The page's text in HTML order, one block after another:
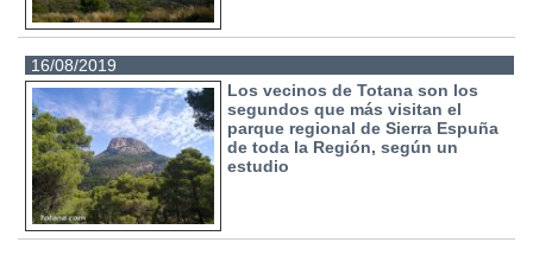
16/08/2019
Los vecinos de Totana son los
segundos que más visitan el
parque regional de Sierra Espuña
de toda la Región, según un
estudio